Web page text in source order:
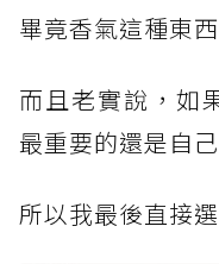
畢竟香氣這種東
而且老實說，如
最重要的還是自
所以我最後直接